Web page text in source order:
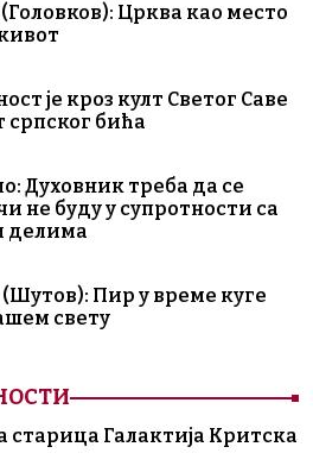
Црква као место
је кроз култ Светог Саве
српског бића
Духовник треба да се
не буду у супротности са
делима
Пир у време куге
свету
старица Галактија Критска